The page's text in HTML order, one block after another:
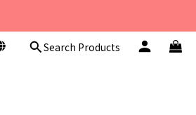
Search Products